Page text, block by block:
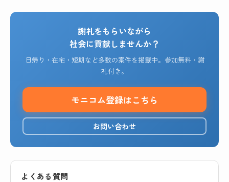
謝礼をもらいながら
社会に貢献しませんか？
日帰り・在宅・短期など多数の案件を掲載中。参加無料・謝
礼付き。
モニコム登録はこちら
お問い合わせ
よくある質問